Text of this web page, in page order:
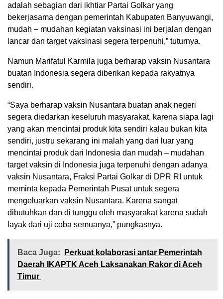
adalah sebagian dari ikhtiar Partai Golkar yang
bekerjasama dengan pemerintah Kabupaten Banyuwangi,
mudah – mudahan kegiatan vaksinasi ini berjalan dengan
lancar dan target vaksinasi segera terpenuhi,” tuturnya.
Namun Marifatul Karmila juga berharap vaksin Nusantara
buatan Indonesia segera diberikan kepada rakyatnya
sendiri.
“Saya berharap vaksin Nusantara buatan anak negeri
segera diedarkan keseluruh masyarakat, karena siapa lagi
yang akan mencintai produk kita sendiri kalau bukan kita
sendiri, justru sekarang ini malah yang dari luar yang
mencintai produk dari Indonesia dan mudah – mudahan
target vaksin di Indonesia juga terpenuhi dengan adanya
vaksin Nusantara, Fraksi Partai Golkar di DPR RI untuk
meminta kepada Pemerintah Pusat untuk segera
mengeluarkan vaksin Nusantara. Karena sangat
dibutuhkan dan di tunggu oleh masyarakat karena sudah
layak dari uji coba semuanya,” pungkasnya.
Baca Juga:
Perkuat kolaborasi antar Pemerintah
Daerah IKAPTK Aceh Laksanakan Rakor di Aceh
Timur